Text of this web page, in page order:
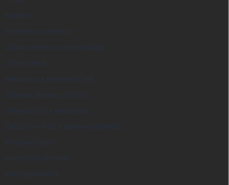
Kontakt
Obchodní podmínky
Zásady ochrany osobních údajů
Vrácení zboží
Reklamace a reklamační řád
Způsoby dopravy a platby
Velkoobchod a spolupráce
Zakázky na míru a dárkové předměty
Kreativní Česko
Hodnocení obchodu
Moje objednávka